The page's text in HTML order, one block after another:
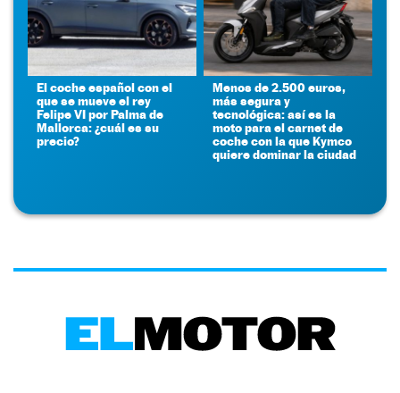
El coche español con el
que se mueve el rey
Felipe VI por Palma de
Mallorca: ¿cuál es su
precio?
Menos de 2.500 euros,
más segura y
tecnológica: así es la
moto para el carnet de
coche con la que Kymco
quiere dominar la ciudad